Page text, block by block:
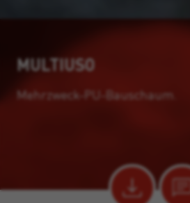
MULTIUSO
Mehrzweck-PU-Bauschaum.